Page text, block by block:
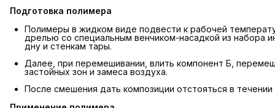
Подготовка полимера
Полимеры в жидком виде подвести к рабочей
дрелью со специальным венчиком-насадкой из набора
дну и стенкам тары.
Далее, при перемешивании, влить компонент Б,
застойных зон и замеса воздуха.
После смешения дать композиции отстояться в